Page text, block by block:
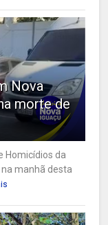
Nova
morte de
Homicídios da
na manhã desta